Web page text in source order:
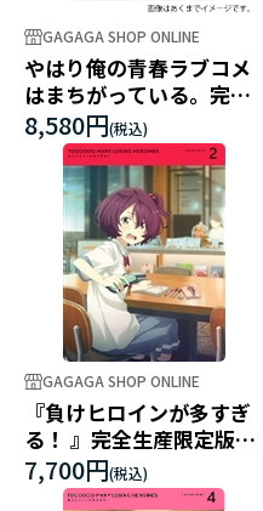
GAGAGA SHOP ONLINE
やはり俺の青春ラブコメ
はまちがっている。完
第5巻
8,580円
GAGAGA SHOP ONLINE
『負けヒロインが多すぎ
る！ 』完全生産限定版
Blu-ray 2
7,700円